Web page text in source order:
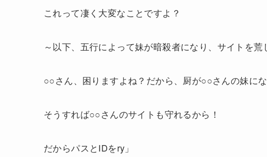
これって凄く大変なことですよ？
～以下、五行によって妹が暗殺者になり、サイトを
○○さん、困りますよね？だから、厨が○○さんの妹にな
そうすれば○○さんのサイトも守れるから！
だからパスとIDをry」